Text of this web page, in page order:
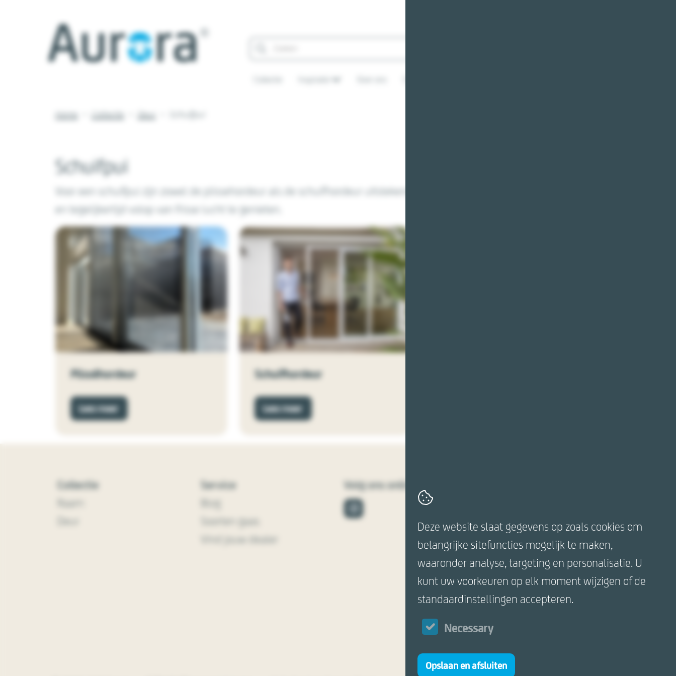
Deze website slaat gegevens op zoals cookies om
belangrijke sitefuncties mogelijk te maken,
waaronder analyse, targeting en personalisatie. U
kunt uw voorkeuren op elk moment wijzigen of de
standaardinstellingen accepteren.
Necessary
Opslaan en afsluiten
Home Collectie Deur
Schuifpui
Voor een schuifpui zijn zowel de plissehordeur als de schuifhordeur uitstekende oplossingen om insecten buiten te houden
en tegelijkertijd volop van frisse lucht te genieten.
Plisséhordeur
Lees meer
Schuifhordeur
Lees meer
Collectie
Raam
Service
Blog
Soorten gaas
Vind jouw dealer
Volg ons online
Contact
Disclaimer
Cookie statement
Privacy statement